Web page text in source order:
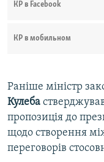
КР в Facebook
КР в мобильном
Раніше міністр
Кулеба
пропозиція до
щодо створення
переговорів